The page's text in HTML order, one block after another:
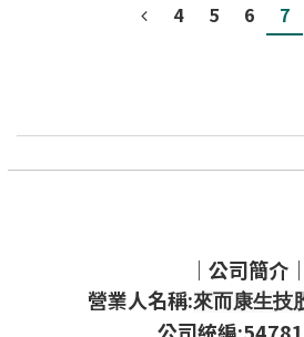
4 5 6 7
｜公司簡介｜
營業人名稱:來而康生技